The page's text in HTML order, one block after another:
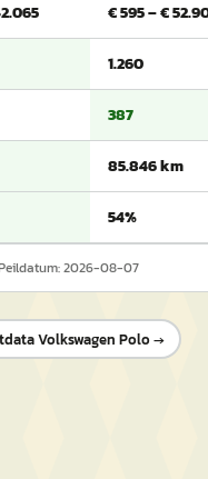
€ 595 – €
1.260
387
85.846 km
54%
2026-08-07
Volkswagen Polo→